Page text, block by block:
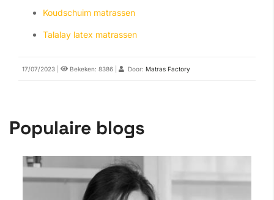
Koudschuim matrassen
Talalay latex matrassen
17/07/2023 Bekeken: 8386 Door: Matras Factory
Populaire blogs